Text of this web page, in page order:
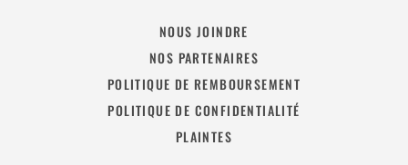
NOUS JOINDRE
NOS PARTENAIRES
POLITIQUE DE REMBOURSEMENT
POLITIQUE DE CONFIDENTIALITÉ
PLAINTES